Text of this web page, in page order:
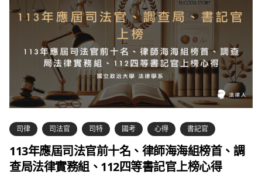
司律 司法官 司特 國考 心得 書記官
113年應屆司法官前十名、律師海海組榜首、調
查局法律實務組、112四等書記官上榜心得